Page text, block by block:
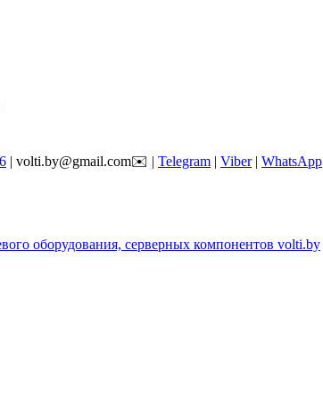
| volti.by@gmail.com✉️ | Telegram | Viber| WhatsApp
оборудования, серверных компонентов volti.by